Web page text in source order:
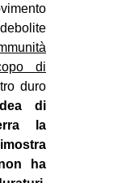
di
duro
di
la
ha